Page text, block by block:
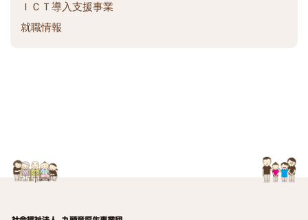
ＩＣＴ導入支援事業
就職情報